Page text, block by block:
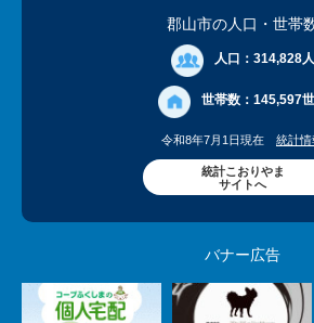
郡山市の人口 ・世帯
人口： 314,828人
世帯数： 145,597
令和8年7月1日現在 統計情
統計こおりやま
サイトへ
バナー広告